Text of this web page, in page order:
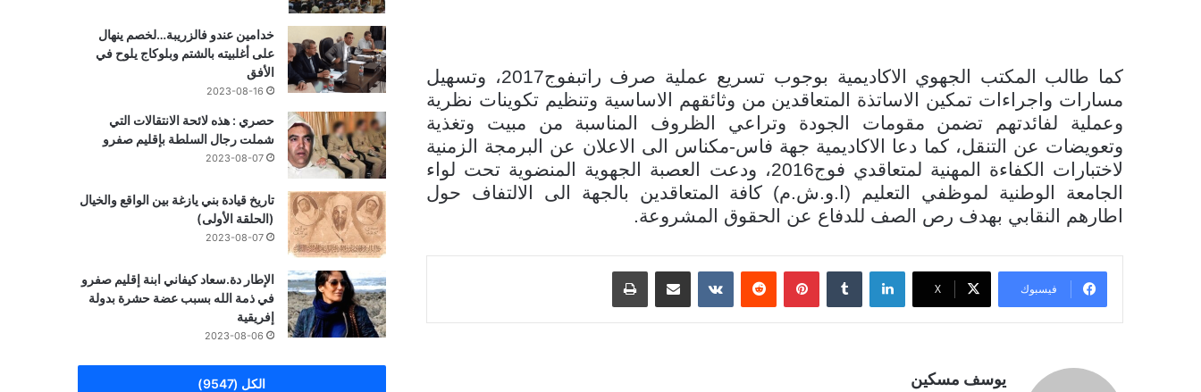
كما طالب المكتب الجهوي الاكاديمية بوجوب تسريع عملية صرف راتبفوج2017، وتسهيل
مسارات واجراءات تمكين الاساتذة المتعاقدين من وثائقهم الاساسية وتنظيم تكوينات نظرية
وعملية لفائدتهم تضمن مقومات الجودة وتراعي الظروف المناسبة من مبيت وتغذية
وتعويضات عن التنقل، كما دعا الاكاديمية جهة فاس-مكناس الى الاعلان عن البرمجة الزمنية
لاختبارات الكفاءة المهنية لمتعاقدي فوج2016، ودعت العصبة الجهوية المنضوية تحت لواء
الجامعة الوطنية لموظفي التعليم (ا.و.ش.م) كافة المتعاقدين بالجهة الى الالتفاف حول
اطارهم النقابي بهدف رص الصف للدفاع عن الحقوق المشروعة.
فيسبوك ‫X
لينكدإن بينتيريست مشاركة عبر البريد طباعة
يوسف مسكين
خدامين عندو فالزريبة…لخصم ينهال
على أغلبيته بالشتم وبلوكاج يلوح في
الأفق
2023-08-16
حصري : هذه لائحة الانتقالات التي
شملت رجال السلطة بإقليم صفرو
2023-08-07
تاريخ قيادة بني يازغة بين الواقع والخيال
(الحلقة الأولى)
2023-08-07
الإطار دة.سعاد كيفاني ابنة إقليم صفرو
في ذمة الله بسبب عضة حشرة بدولة
إفريقية
2023-08-06
الكل (9547)